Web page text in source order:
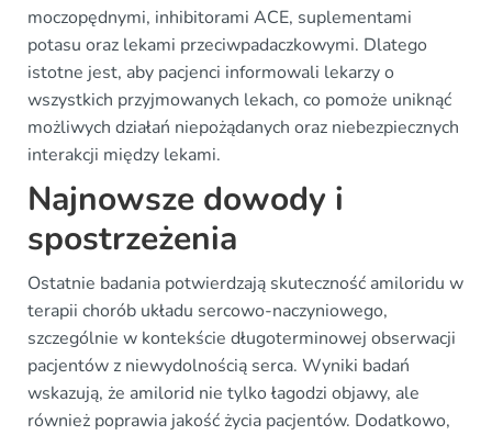
moczopędnymi, inhibitorami ACE, suplementami
potasu oraz lekami przeciwpadaczkowymi. Dlatego
istotne jest, aby pacjenci informowali lekarzy o
wszystkich przyjmowanych lekach, co pomoże uniknąć
możliwych działań niepożądanych oraz niebezpiecznych
interakcji między lekami.
Najnowsze dowody i
spostrzeżenia
Ostatnie badania potwierdzają skuteczność amiloridu w
terapii chorób układu sercowo-naczyniowego,
szczególnie w kontekście długoterminowej obserwacji
pacjentów z niewydolnością serca. Wyniki badań
wskazują, że amilorid nie tylko łagodzi objawy, ale
również poprawia jakość życia pacjentów. Dodatkowo,